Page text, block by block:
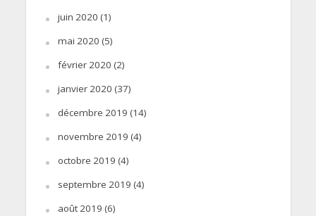
juin 2020 (1)
mai 2020 (5)
février 2020 (2)
janvier 2020 (37)
décembre 2019 (14)
novembre 2019 (4)
octobre 2019 (4)
septembre 2019 (4)
août 2019 (6)